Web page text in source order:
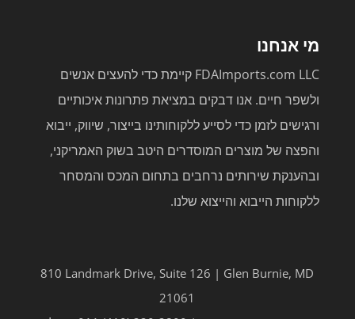
מי אנחנו
FDAImports.com LLC קיימת כדי להעצים אנשים
ולשפר חיים. אנו דבקים במציאת פתרונות איכותיים
ורגישים לזמן כדי לסייע ללקוחותינו בייצור, שיווק, ייבוא
והפצה של מוצרים המוסדרים היטב בשוק האמריקני,
ובהענקת שירותים נרחבים בתחום המכס והמסחר
ללקוחות הייבוא והייצוא שלנו.
810 Landmark Drive, Suite 126 | Glen Burnie, MD
21061